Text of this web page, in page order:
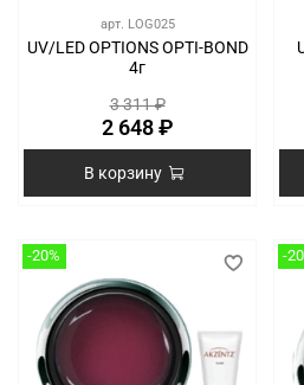
арт. LOG025
UV/LED OPTIONS OPTI-BOND
4г
3 311 ₽
2 648 ₽
В корзину
-20% -